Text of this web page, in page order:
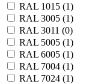
RAL 1015 (1)
RAL 3005 (1)
RAL 3011 (0)
RAL 5005 (1)
RAL 6005 (1)
RAL 7004 (1)
RAL 7024 (1)